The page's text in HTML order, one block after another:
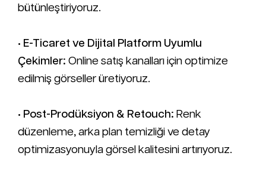
bütünleştiriyoruz.
• E-Ticaret ve Dijital Platform Uyumlu
Çekimler: Online satış kanalları için optimize
edilmiş görseller üretiyoruz.
• Post-Prodüksiyon & Retouch: Renk
düzenleme, arka plan temizliği ve detay
optimizasyonuyla görsel kalitesini artırıyoruz.